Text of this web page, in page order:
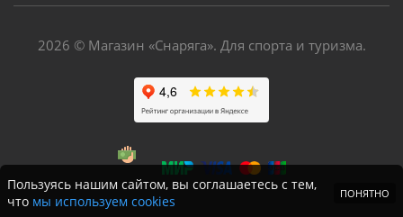
2026 © Магазин «Снаряга». Для спорта и туризма.
Пользуясь нашим сайтом, вы соглашаетесь с тем,
что мы используем cookies ПОНЯТНО